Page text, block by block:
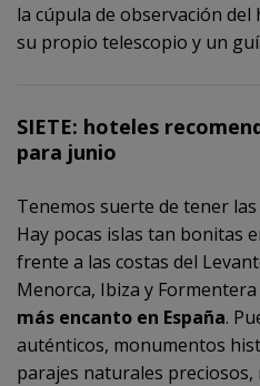
la cúpula de observación
su propio telescopio y un
SIETE: hoteles
para junio
Tenemos suerte de tener
Hay pocas islas tan bonitas
frente a las costas del
Menorca, Ibiza y
más encanto en España.
auténticos, monumentos
parajes naturales